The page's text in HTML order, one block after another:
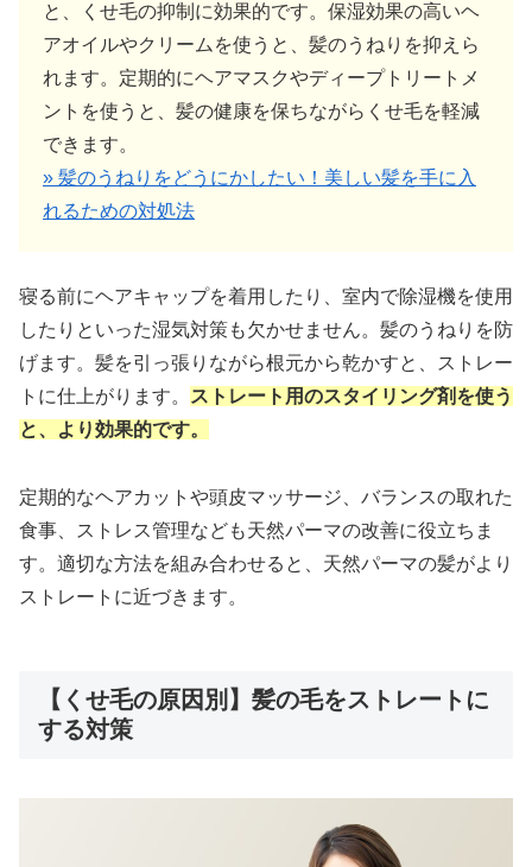
と、くせ毛の抑制に効果的です。保湿効果の高いヘ
アオイルやクリームを使うと、髪のうねりを抑えら
れます。定期的にヘアマスクやディープトリートメ
ントを使うと、髪の健康を保ちながらくせ毛を軽減
できます。
» 髪のうねりをどうにかしたい！美しい髪を手に入
れるための対処法
寝る前にヘアキャップを着用したり、室内で除湿機を使用
したりといった湿気対策も欠かせません。髪のうねりを防
げます。髪を引っ張りながら根元から乾かすと、ストレー
トに仕上がります。 ストレート用のスタイリング剤を使う
と、より効果的です。
定期的なヘアカットや頭皮マッサージ、バランスの取れた
食事、ストレス管理なども天然パーマの改善に役立ちま
す。適切な方法を組み合わせると、天然パーマの髪がより
ストレートに近づきます。
【くせ毛の原因別】髪の毛をストレートに
する対策